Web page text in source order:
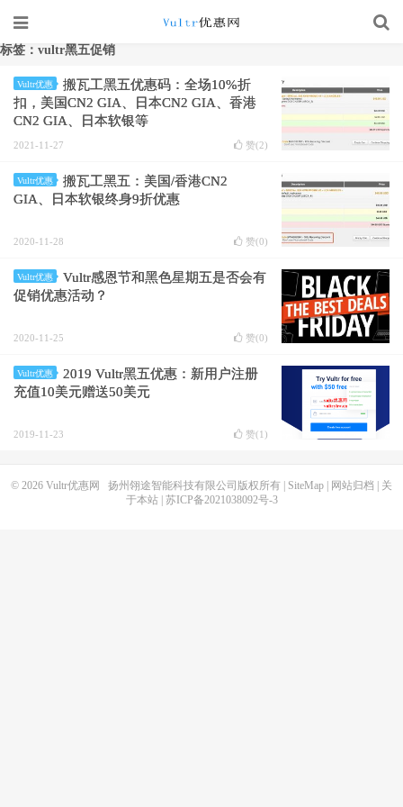
标签：vultr黑五促销
Vultr优惠
搬瓦工黑五优惠码：全场10%折
扣，美国CN2 GIA、日本CN2 GIA、香港
CN2 GIA、日本软银等
2021-11-27 赞(2)
Vultr优惠
搬瓦工黑五：美国/香港CN2
GIA、日本软银终身9折优惠
2020-11-28 赞(0)
Vultr优惠
Vultr感恩节和黑色星期五是否会有
促销优惠活动？
2020-11-25 赞(0)
Vultr优惠
2019 Vultr黑五优惠：新用户注册
充值10美元赠送50美元
2019-11-23 赞(1 )
© 2026 Vultr优惠网 扬州翎途智能科技有限公司版权所有 | SiteMap 网站归档
关
于本站| 苏ICP备2021038092号-3